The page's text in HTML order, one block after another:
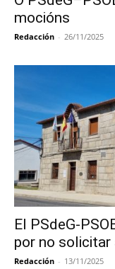
mocións
Redacción - 26/11/2025
El PSdeG-
por no solicitar
Redacción - 13/11/2025